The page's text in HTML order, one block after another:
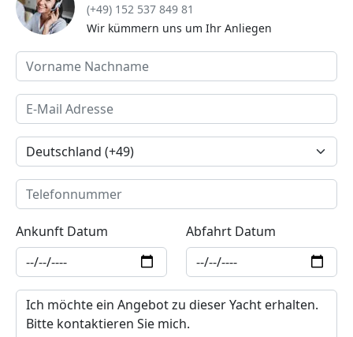
(+49) 152 537 849 81
Wir kümmern uns um Ihr Anliegen
Ankunft Datum Abfahrt Datum